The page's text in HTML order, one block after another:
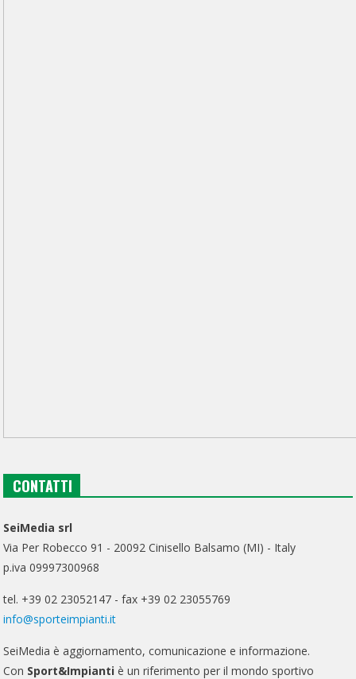
CONTATTI
SeiMedia srl
Via Per Robecco 91 - 20092 Cinisello Balsamo (MI) - Italy
p.iva 09997300968
tel. +39 02 23052147 - fax +39 02 23055769
info@sporteimpianti.it
SeiMedia è aggiornamento, comunicazione e informazione.
Con Sport&Impianti è un riferimento per il mondo sportivo